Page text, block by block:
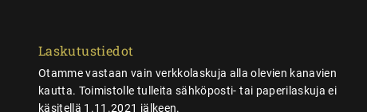
Laskutustiedot
Otamme vastaan vain verkkolaskuja alla olevien kanavien
kautta. Toimistolle tulleita sähköposti- tai paperilaskuja ei
käsitellä 1.11.2021 jälkeen.